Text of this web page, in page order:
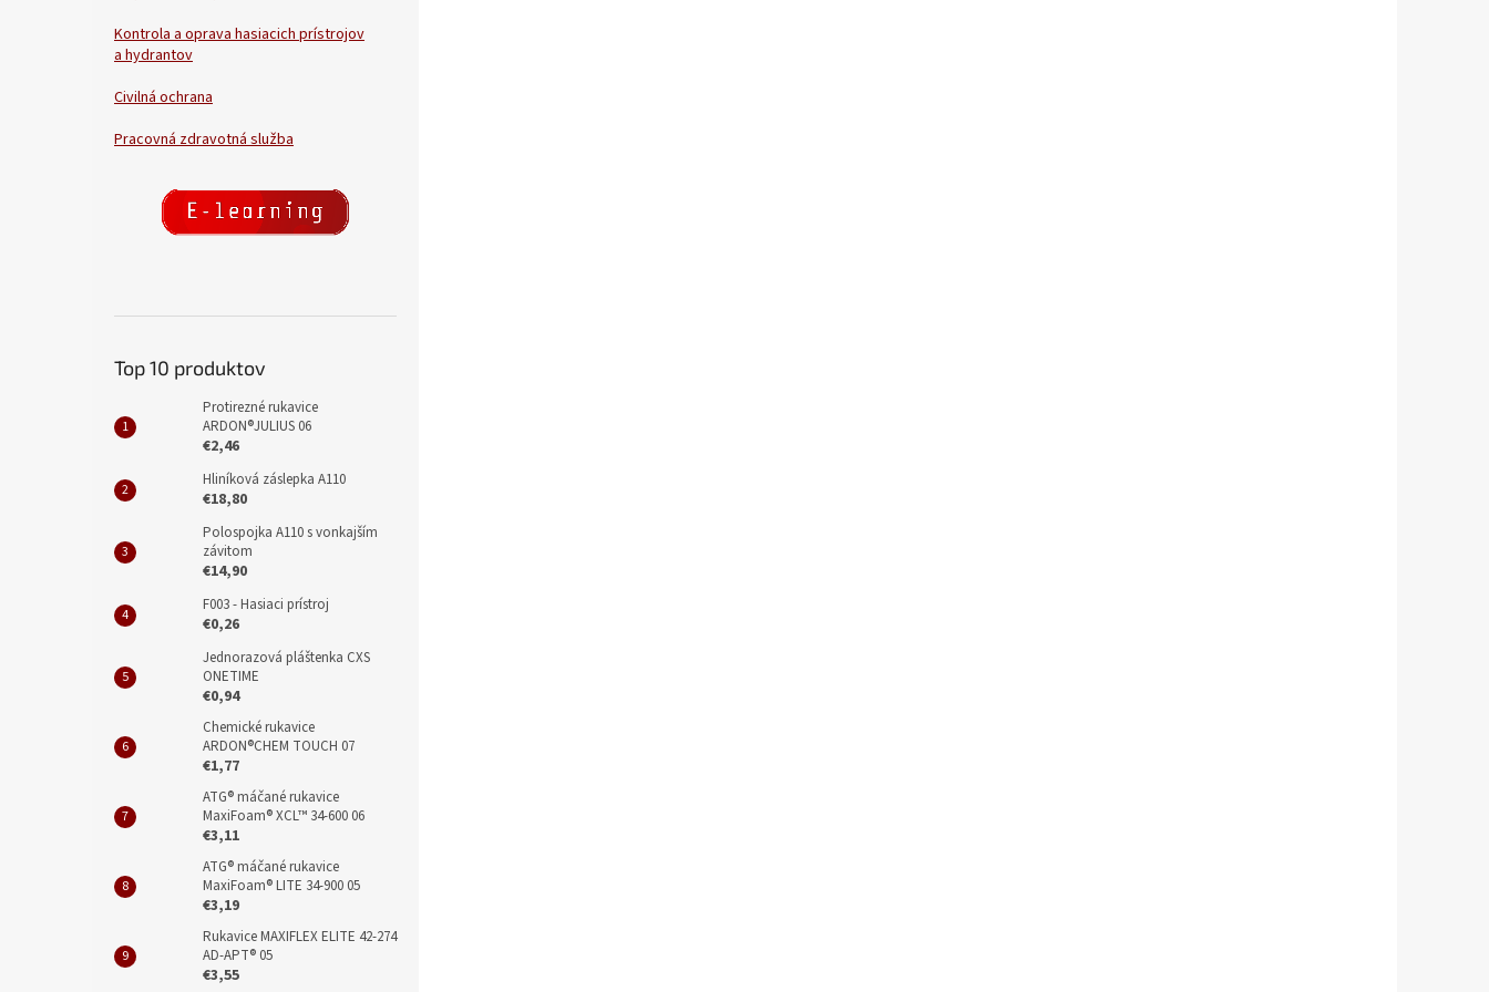
Kontrola a oprava hasiacich prístrojov
a hydrantov
Civilná ochrana
Pracovná zdravotná služba
Top 10 produktov
Protirezné rukavice
ARDON®JULIUS 06
€2,46
Hliníková záslepka A110
€18,80
Polospojka A110 s vonkajším
závitom
€14,90
F003 - Hasiaci prístroj
€0,26
Jednorazová pláštenka CXS
ONETIME
€0,94
Chemické rukavice
ARDON®CHEM TOUCH 07
€1,77
ATG® máčané rukavice
MaxiFoam® XCL™ 34-600 06
€3,11
ATG® máčané rukavice
MaxiFoam® LITE 34-900 05
€3,19
Rukavice MAXIFLEX ELITE 42-274
AD-APT® 05
€3,55